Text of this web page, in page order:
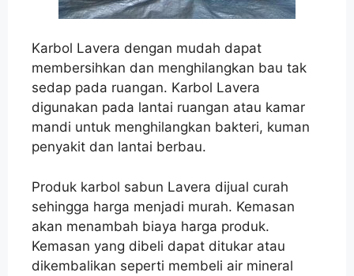
Karbol Lavera dengan mudah dapat
membersihkan dan menghilangkan bau tak
sedap pada ruangan. Karbol Lavera
digunakan pada lantai ruangan atau kamar
mandi untuk menghilangkan bakteri, kuman
penyakit dan lantai berbau.
Produk karbol sabun Lavera dijual curah
sehingga harga menjadi murah. Kemasan
akan menambah biaya harga produk.
Kemasan yang dibeli dapat ditukar atau
dikembalikan seperti membeli air mineral